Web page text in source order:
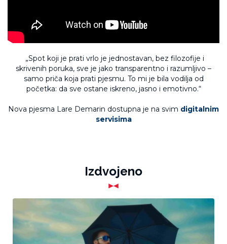
„Spot koji je prati vrlo je jednostavan, bez filozofije i
skrivenih poruka, sve je jako transparentno i razumljivo –
samo priča koja prati pjesmu. To mi je bila vodilja od
početka: da sve ostane iskreno, jasno i emotivno.“
Nova pjesma Lare Demarin dostupna je na svim digitalnim
servisima
Izdvojeno